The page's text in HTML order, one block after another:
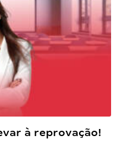
à reprovação!